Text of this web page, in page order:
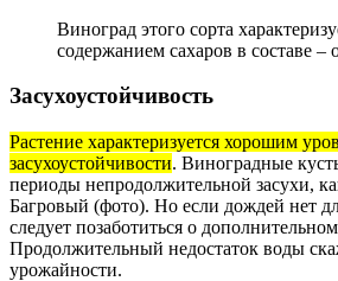
Виноград этого сорта
содержанием сахаров в составе –
Засухоустойчивость
Растение характеризуется хорошим
засухоустойчивости. Виноградные
периоды непродолжительной засухи,
Багровый (фото). Но если дождей нет
следует позаботиться о
Продолжительный недостаток воды
урожайности.